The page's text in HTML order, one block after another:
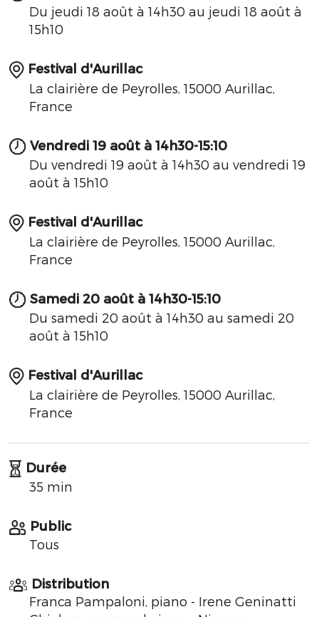
Du jeudi 18 août à 14h30 au jeudi 18 août à
15h10
Festival d'Aurillac
La clairière de Peyrolles, 15000 Aurillac,
France
Vendredi 19 août à 14h30-15:10
Du vendredi 19 août à 14h30 au vendredi 19
août à 15h10
Festival d'Aurillac
La clairière de Peyrolles, 15000 Aurillac,
France
Samedi 20 août à 14h30-15:10
Du samedi 20 août à 14h30 au samedi 20
août à 15h10
Festival d'Aurillac
La clairière de Peyrolles, 15000 Aurillac,
France
Durée
35 min
Public
Tous
Distribution
Franca Pampaloni, piano - Irene Geninatti